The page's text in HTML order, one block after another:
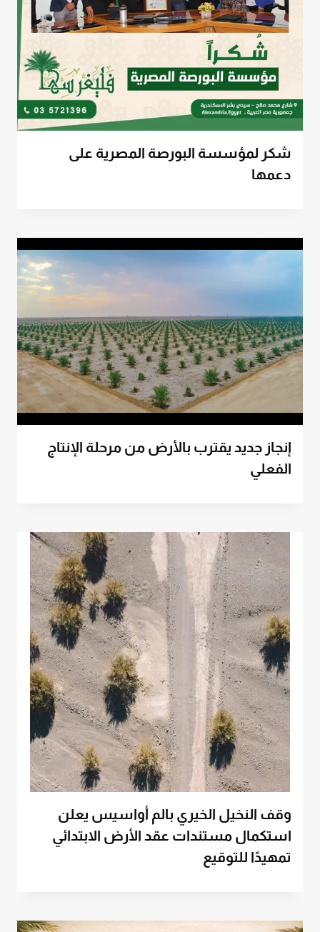
شكر لمؤسسة البورصة المصرية على
دعمها
إنجاز جديد يقترب بالأرض من مرحلة الإنتاج
الفعلي
وقف النخيل الخيري بالم أواسيس يعلن
استكمال مستندات عقد الأرض الابتدائي
تمهيدًا للتوقيع